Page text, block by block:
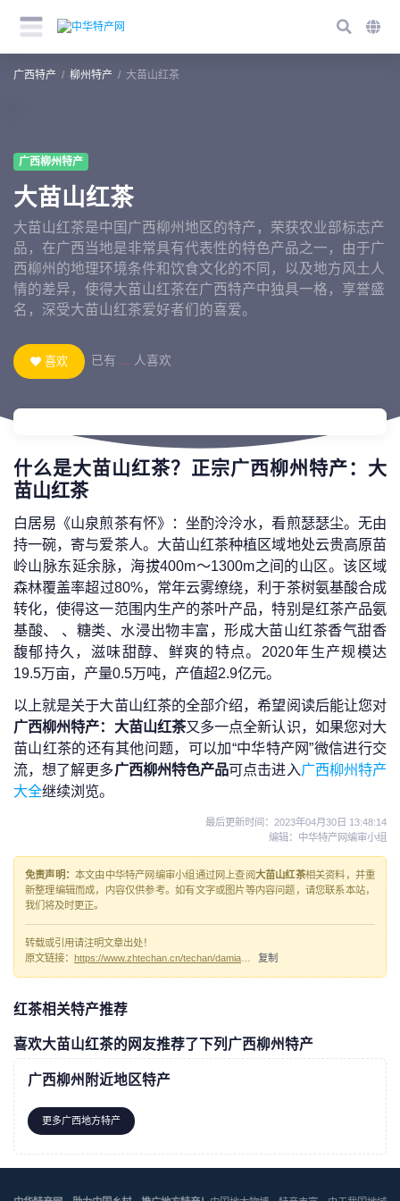
广西特产 柳州特产 大苗山红茶
广西柳州特产
大苗山红茶
大苗山红茶是中国广西柳州地区的特产，荣获农业部标志产
品，在广西当地是非常具有代表性的特色产品之一，由于广
西柳州的地理环境条件和饮食文化的不同，以及地方风土人
情的差异，使得大苗山红茶在广西特产中独具一格，享誉盛
名，深受大苗山红茶爱好者们的喜爱。
喜欢 已有 人喜欢
什么是大苗山红茶？正宗广西柳州特产：大
苗山红茶
白居易《山泉煎茶有怀》：坐酌泠泠水，看煎瑟瑟尘。无由
持一碗，寄与爱茶人。大苗山红茶种植区域地处云贵高原苗
岭山脉东延余脉，海拔400m～1300m之间的山区。该区域
森林覆盖率超过80%，常年云雾缭绕，利于茶树氨基酸合成
转化，使得这一范围内生产的茶叶产品，特别是红茶产品氨
基酸、 、糖类、水浸出物丰富，形成大苗山红茶香气甜香
馥郁持久，滋味甜醇、鲜爽的特点。2020年生产规模达
19.5万亩，产量0.5万吨，产值超2.9亿元。
以上就是关于大苗山红茶的全部介绍，希望阅读后能让您对
广西柳州特产：大苗山红茶又多一点全新认识，如果您对大
苗山红茶的还有其他问题，可以加“中华特产网”微信进行交
流，想了解更多广西柳州特色产品可点击进入广西柳州特产
大全继续浏览。
最后更新时间： 2023年04月30日 13:48:14
编辑：中华特产网编审小组
免责声明：本文由中华特产网编审小组通过网上查阅大苗山红茶相关资料，并重
新整理编辑而成，内容仅供参考。如有文字或图片等内容问题，请您联系本站，
我们将及时更正。
转载或引用请注明文章出处！
原文链接：
复制
红茶相关特产推荐
喜欢大苗山红茶的网友推荐了下列广西柳州特产
广西柳州附近地区特产
更多广西地方特产